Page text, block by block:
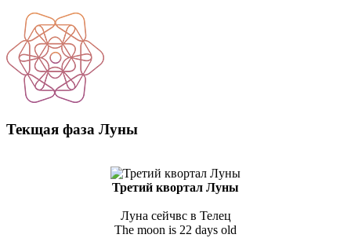
Текщая фаза Луны
Третий квортал Луны
Луна сейчвс в Телец
The moon is 22 days old